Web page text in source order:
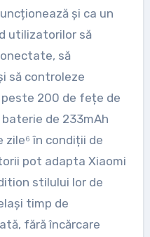
și ca un
utilizatorilor să
să
să controleze
200 de fețe de
baterie de 233mAh
zile⁶ în condiții de
pot adapta Xiaomi
stilului lor de
timp de
fără încărcare